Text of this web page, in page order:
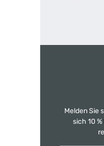
Melden Sie
sich 10